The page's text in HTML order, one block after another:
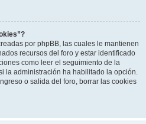
por phpBB, las cuales le mantienen
recursos del foro y estar identificado
como leer el seguimiento de la
la administración ha habilitado la opción.
o salida del foro, borrar las cookies